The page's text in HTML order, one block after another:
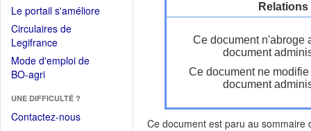
Le portail s'améliore(Fichier
Circulaires de
Legifrance(Ouvrir
dans
une
fenêtre)
Mode d'emploi de
BO-agri(Ouvrir
une
nouvelle
UNE DIFFICULTÉ ?
Contactez-nous
Ce document n'abroge
document
Ce document ne
document
Ce document est paru au sommaire